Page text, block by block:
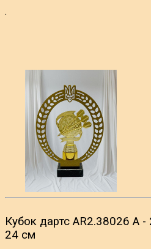
.
Кубок дартс AR2.38026 A
24 см